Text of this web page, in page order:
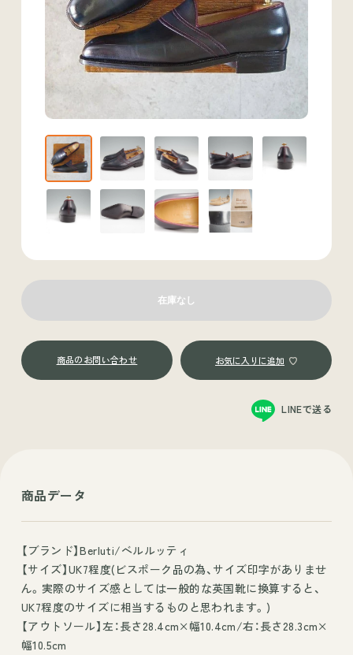
商品のお問い合わせ
LINEで送る
商品データ
【ブランド】Berluti/ベルルッティ
【サイズ】UK7程度(ビスポーク品の為、サイズ印字がありませ
ん。実際のサイズ感としては一般的な英国靴に換算すると、
UK7程度のサイズに相当するものと思われます。)
【アウトソール】左：長さ28.4cm×幅10.4cm/右：長さ28.3cm×
幅10.5cm